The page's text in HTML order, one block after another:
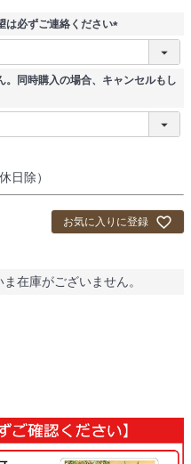
は必ずご連絡ください
(
須
。同時購入の場合、キャンセルもし
日除）
お気に入りに登録
在庫がございません。